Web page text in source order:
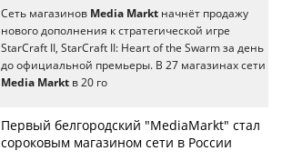
Сеть магазинов Media Markt начнёт продажу
нового дополнения к стратегической игре
StarCraft II, StarCraft II: Heart of the Swarm за день
до официальной премьеры. В 27 магазинах сети
Media Markt в 20 го
Первый белгородский "MediaMarkt" стал
сороковым магазином сети в России